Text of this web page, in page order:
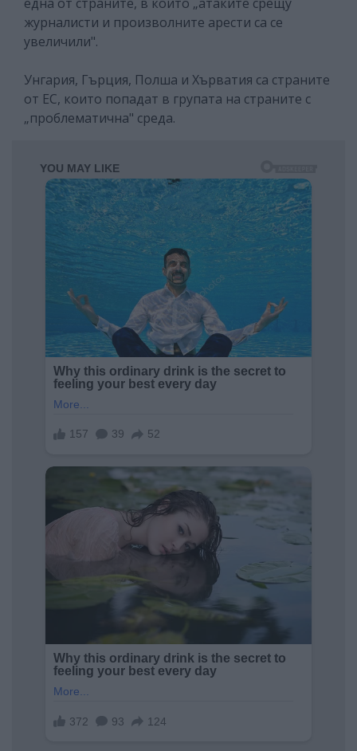
журналисти и произволните арести са се
увеличили".
Унгария, Гърция, Полша и Хърватия са страните
от ЕС, които попадат в групата на страните с
„проблематична" среда.